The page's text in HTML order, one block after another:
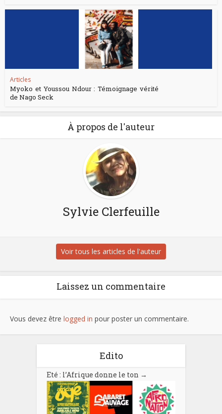
Articles
Myoko et Youssou Ndour : Témoignage vérité
de Nago Seck
À propos de l'auteur
Sylvie Clerfeuille
Voir tous les articles de l'auteur
Laissez un commentaire
Vous devez être logged in pour poster un commentaire.
Edito
Eté : l’Afrique donne le ton →